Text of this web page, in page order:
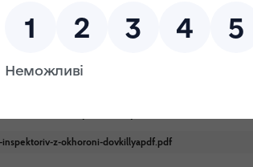
інспекторів з охорони довкілля
z-okhoroni-dovkillyapdf.pdf